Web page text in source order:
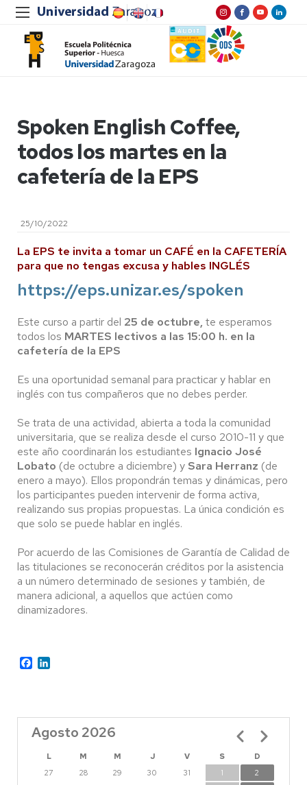
Spoken English Coffee,
todos los martes en la
cafetería de la EPS
25/10/2022
La EPS te invita a tomar un CAFÉ en la CAFETERÍA
para que no tengas excusa y hables INGLÉS
https://eps.unizar.es/spoken
Este curso a partir del 25 de octubre, te esperamos
todos los MARTES lectivos a las 15:00 h. en la
cafetería de la EPS
Es una oportunidad semanal para practicar y hablar en
inglés con tus compañeros que no debes perder.
Se trata de una actividad, abierta a toda la comunidad
universitaria, que se realiza desde el curso 2010-11 y que
este año coordinarán los estudiantes Ignacio José
Lobato (de octubre a diciembre) y Sara Herranz (de
enero a mayo). Ellos propondrán temas y dinámicas, pero
los participantes pueden intervenir de forma activa,
realizando sus propias propuestas. La única condición es
que solo se puede hablar en inglés.
Por acuerdo de las Comisiones de Garantía de Calidad de
las titulaciones se reconocerán créditos por la asistencia
a un número determinado de sesiones y también, de
manera adicional, a aquellos que actúen como
dinamizadores.
Facebook
Agosto 2026
L M M J V S
D
27
28 29 30 31 1
2
Paginación